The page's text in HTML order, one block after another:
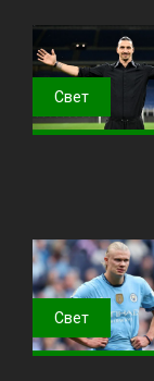
Свет
Свет